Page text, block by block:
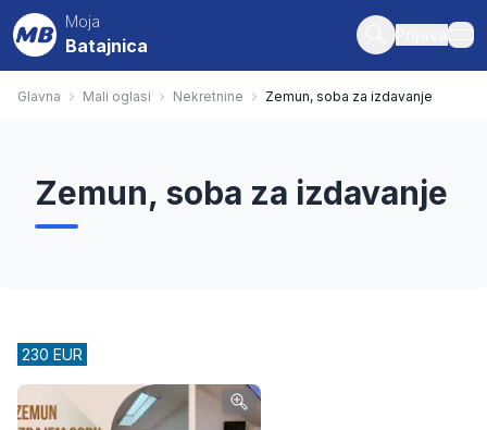
Moja
Batajnica
Glavna Mali oglasi Nekretnine Zemun, soba za izdavanje
Zemun, soba za izdavanje
230 EUR